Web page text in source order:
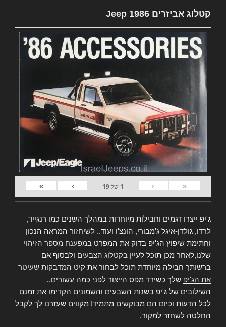
קטלוג אביזרים Jeep 1986
«
‹
1 של19
›
»
ג'יפ ייצרו דגמים וחבילות מיוחדות במהלך השנים כמו רנגייד,
לרדו, גולדן-איגל ג'מבורי, הונצ'ו ועוד.. לשיחזור המראה הנכון
וחתימת שיפוץ הג'יפ בדוק את המפרט במפענח מספר הזיהוי
שלנו,לאחר מכן תוכל לעיין בקטלוג הצבעים ולבסוף אם
ברשותך חבילה מיוחדת תוכל לבחור את קיט המדבקות שעיטר
את הג'יפ שלך כשירד מפס הייצור לפני כמה עשורים..
השילובים של ג'יפ בשנות השבעים והשמונים הקדימו את זמנם
לכל הדעות וכיום הם מבוקשים מתמיד! מקווים שעזרנו לך לקבל
החלטה לשחזר למקור.